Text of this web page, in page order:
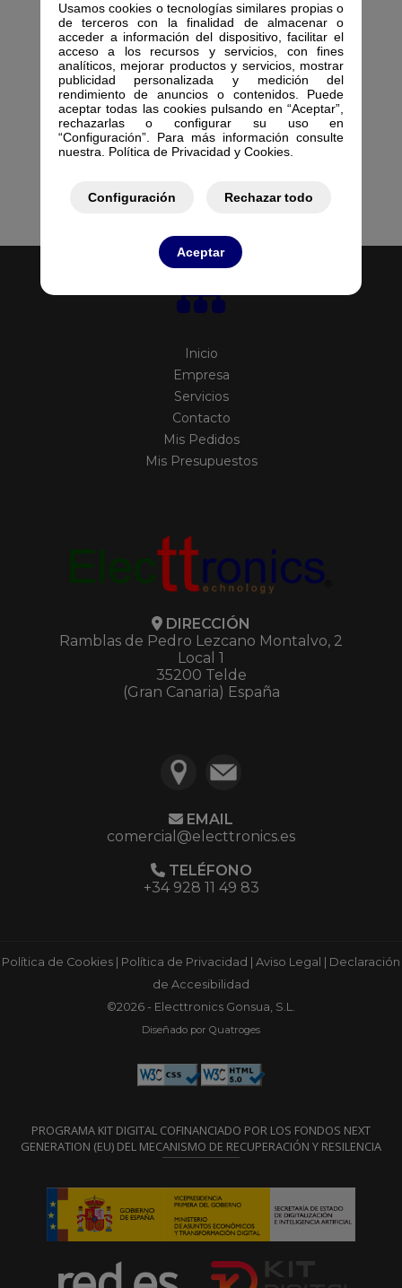
Usamos cookies o tecnologías similares propias o
de terceros con la finalidad de almacenar o
acceder a información del dispositivo, facilitar el
acceso a los recursos y servicios, con fines
analíticos, mejorar productos y servicios, mostrar
publicidad personalizada y medición del
rendimiento de anuncios o contenidos. Puede
aceptar todas las cookies pulsando en “Aceptar”,
rechazarlas o configurar su uso en
“Configuración”. Para más información consulte
nuestra. Política de Privacidad y Cookies.
Configuración Rechazar todo
Aceptar
348206
BT/2H-LLAVERO RFID
AMARILLA
680042
Inicio
Empresa
Servicios
Contacto
Mis Pedidos
Mis Presupuestos
DIRECCIÓN
Ramblas de Pedro Lezcano Montalvo, 2
Local 1
35200 Telde
(Gran Canaria) España
EMAIL
comercial@electtronics.es
TELÉFONO
+34 928 11 49 83
Política de Cookies Política de Privacidad Aviso Legal
Declaración
de Accesibilidad
©2026 - Electtronics Gonsua, S.L.
Diseñado por Quatroges
PROGRAMA KIT DIGITAL COFINANCIADO POR LOS FONDOS NEXT
GENERATION (EU) DEL MECANISMO DE RECUPERACIÓN Y RESILENCIA